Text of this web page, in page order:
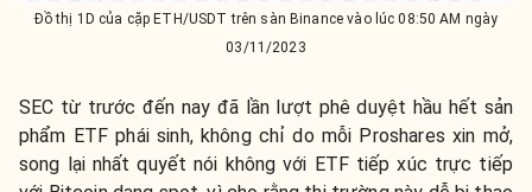
Đồ thị 1D của cặp ETH/USDT trên sàn Binance vào lúc 08:50 AM ngày
03/11/2023
SEC từ trước đến nay đã lần lượt phê duyệt hầu hết sản
phẩm ETF phái sinh, không chỉ do mỗi Proshares xin mở,
song lại nhất quyết nói không với ETF tiếp xúc trực tiếp